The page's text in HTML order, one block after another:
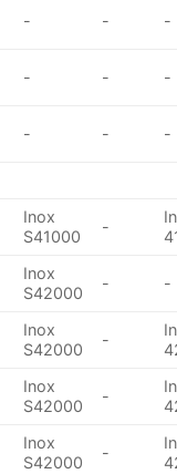
- - -
- - -
- - -
Inox
S41000
-
Inox
S42000
- -
Inox
S42000
-
Inox
S42000
-
Inox
S42000
-